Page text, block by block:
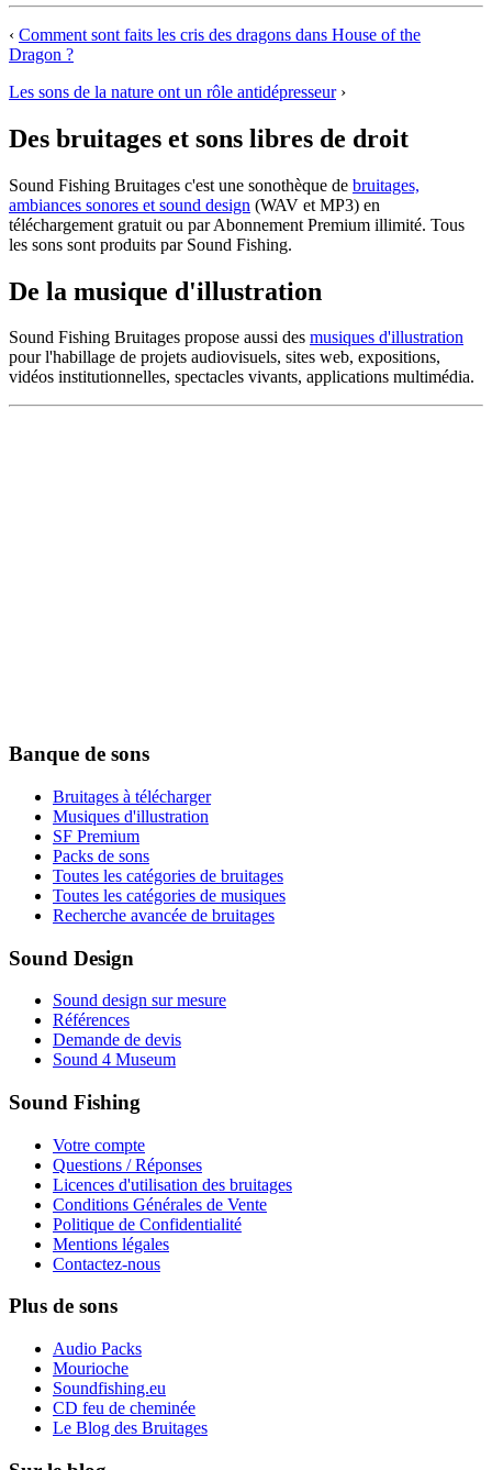
‹ Comment sont faits les cris des dragons dans House of the
Dragon ?
Les sons de la nature ont un rôle antidépresseur›
Des bruitages et sons libres de droit
Sound Fishing Bruitages c'est une sonothèque de bruitages,
ambiances sonores et sound design (WAV et MP3) en
téléchargement gratuit ou par Abonnement Premium illimité. Tous
les sons sont produits par Sound Fishing.
De la musique d'illustration
Sound Fishing Bruitages propose aussi des musiques d'illustration
pour l'habillage de projets audiovisuels, sites web, expositions,
vidéos institutionnelles, spectacles vivants, applications multimédia.
Banque de sons
Bruitages à télécharger
Musiques d'illustration
SF Premium
Packs de sons
Toutes les catégories de bruitages
Toutes les catégories de musiques
Recherche avancée de bruitages
Sound Design
Sound design sur mesure
Références
Demande de devis
Sound 4 Museum
Sound Fishing
Votre compte
Questions / Réponses
Licences d'utilisation des bruitages
Conditions Générales de Vente
Politique de Confidentialité
Mentions légales
Contactez-nous
Plus de sons
Audio Packs
Mourioche
Soundfishing.eu
CD feu de cheminée
Le Blog des Bruitages